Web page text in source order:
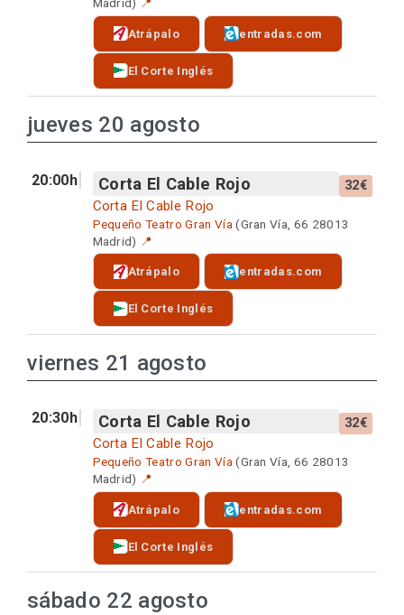
Madrid) 📍
Atrápalo entradas.com
El Corte Inglés
jueves 20 agosto
20:00h Corta El Cable Rojo 32€
Corta El Cable Rojo
Pequeño Teatro Gran Vía (Gran Vía, 66 28013
Madrid) 📍
Atrápalo entradas.com
El Corte Inglés
viernes 21 agosto
20:30h Corta El Cable Rojo 32€
Corta El Cable Rojo
Pequeño Teatro Gran Vía (Gran Vía, 66 28013
Madrid) 📍
Atrápalo entradas.com
El Corte Inglés
sábado 22 agosto